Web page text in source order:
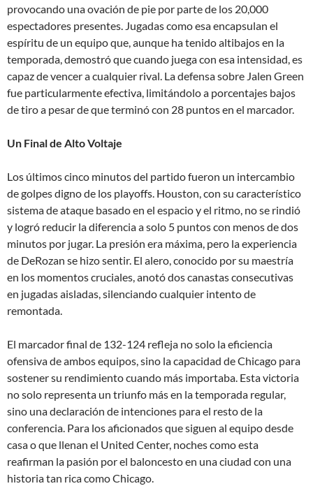
provocando una ovación de pie por parte de los 20,000
espectadores presentes. Jugadas como esa encapsulan el
espíritu de un equipo que, aunque ha tenido altibajos en la
temporada, demostró que cuando juega con esa intensidad, es
capaz de vencer a cualquier rival. La defensa sobre Jalen Green
fue particularmente efectiva, limitándolo a porcentajes bajos
de tiro a pesar de que terminó con 28 puntos en el marcador.
Un Final de Alto Voltaje
Los últimos cinco minutos del partido fueron un intercambio
de golpes digno de los playoffs. Houston, con su característico
sistema de ataque basado en el espacio y el ritmo, no se rindió
y logró reducir la diferencia a solo 5 puntos con menos de dos
minutos por jugar. La presión era máxima, pero la experiencia
de DeRozan se hizo sentir. El alero, conocido por su maestría
en los momentos cruciales, anotó dos canastas consecutivas
en jugadas aisladas, silenciando cualquier intento de
remontada.
El marcador final de 132-124 refleja no solo la eficiencia
ofensiva de ambos equipos, sino la capacidad de Chicago para
sostener su rendimiento cuando más importaba. Esta victoria
no solo representa un triunfo más en la temporada regular,
sino una declaración de intenciones para el resto de la
conferencia. Para los aficionados que siguen al equipo desde
casa o que llenan el United Center, noches como esta
reafirman la pasión por el baloncesto en una ciudad con una
historia tan rica como Chicago.